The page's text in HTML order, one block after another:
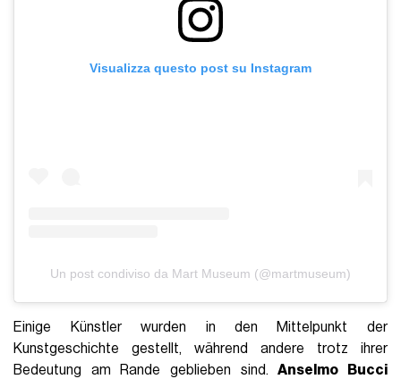
Visualizza questo post su Instagram
Un post condiviso da Mart Museum (@martmuseum)
Einige Künstler wurden in den Mittelpunkt der
Kunstgeschichte gestellt, während andere trotz ihrer
Bedeutung am Rande geblieben sind.Anselmo Bucci